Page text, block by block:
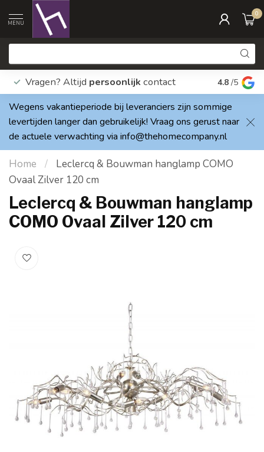
MENU
0
Vragen? Altijd persoonlijk contact Elke dag
4.8 /5
Wegens vakantieperiode bij leveranciers zijn sommige
levertijden langer dan gebruikelijk! Vraag ons gerust naar
de actuele verwachting via info@thehomecompany.nl
Home /
Leclercq & Bouwman hanglamp COMO
Ovaal Zilver 120 cm
Leclercq & Bouwman hanglamp
COMO Ovaal Zilver 120 cm